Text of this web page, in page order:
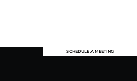
SCHEDULE A MEETING